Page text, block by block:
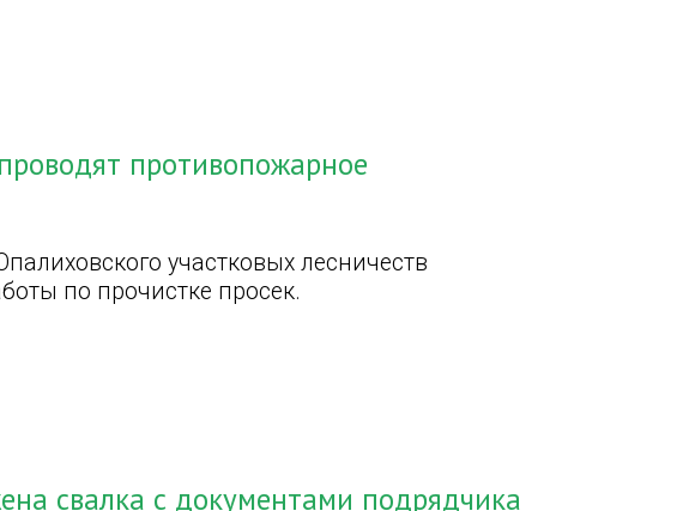
противопожарное
участковых лесничеств
по прочистке просек.
свалка с документами подрядчика